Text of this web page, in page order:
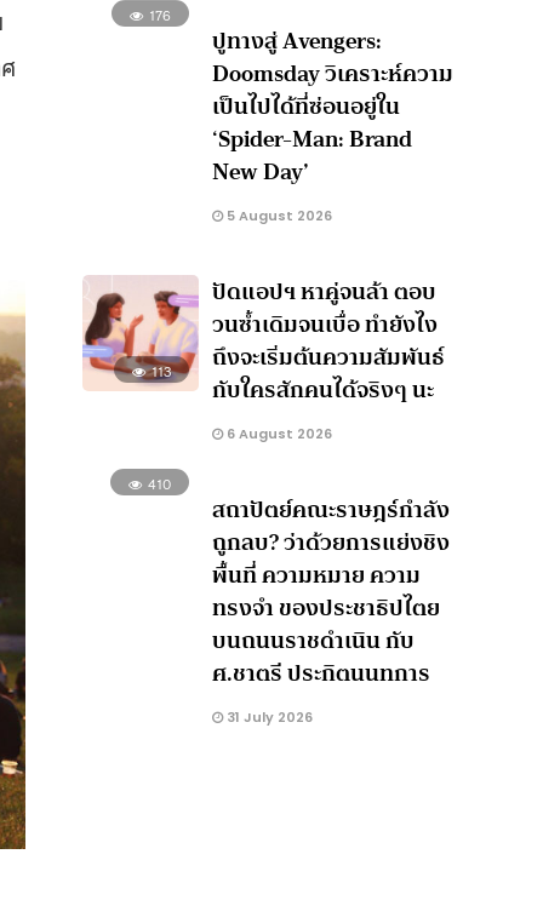
176
ปูทางสู่ Avengers:
Doomsday วิเคราะห์ความ
เป็นไปได้ที่ซ่อนอยู่ใน
‘Spider-Man: Brand
New Day’
5 August 2026
113
ปัดแอปฯ หาคู่จนล้า ตอบ
วนซ้ำเดิมจนเบื่อ ทำยังไง
ถึงจะเริ่มต้นความสัมพันธ์
กับใครสักคนได้จริงๆ นะ
6 August 2026
410
สถาปัตย์คณะราษฎร์กำลัง
ถูกลบ? ว่าด้วยการแย่งชิง
พื้นที่ ความหมาย ความ
ทรงจำ ของประชาธิปไตย
บนถนนราชดำเนิน กับ
ศ.ชาตรี ประกิตนนทการ
31 July 2026